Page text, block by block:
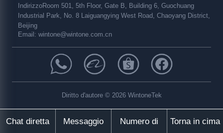
IndirizzoRoom 501, 5th Floor, Gate B, Building 6, Guochuang
Industrial Park, No. 8 Laiguangying West Road, Chaoyang District,
Beijing
Email: wintone@wintone.com.cn
Diritto d'autore © 2026 WintoneTek
Chat diretta Messaggio Numero di Torna in cima